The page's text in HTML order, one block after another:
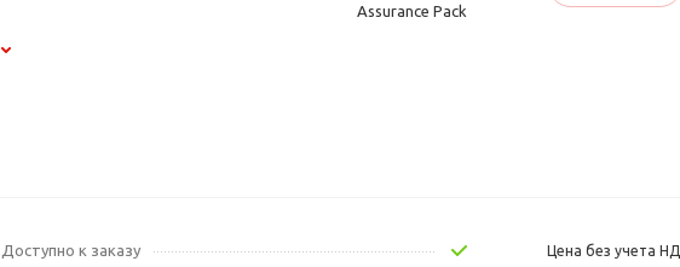
Assurance Pack
Доступно к заказу
Цена без учета